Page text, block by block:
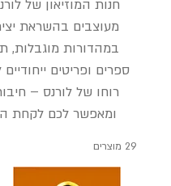
חנות המוזיאון של
מעוצבים בהשראת
במהדורות מוגבלות,
ספרים ופריטים
רוחו של לורנס –
ומאפשר לכם לקחת
29 מוצרים